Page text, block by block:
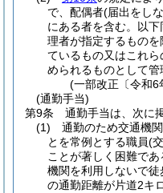
で、配偶者(届出をし
にある者を含む。以下
理者が指定するものを
ているもの又はこれ
められるものとして
(一部改正〔令和6
(通勤手当)
第9条
通勤手当は、次に
(1)
通勤のため交通機
とを常例とする職員(
ことが著しく困難で
機関を利用しないで
の通勤距離が片道2キ